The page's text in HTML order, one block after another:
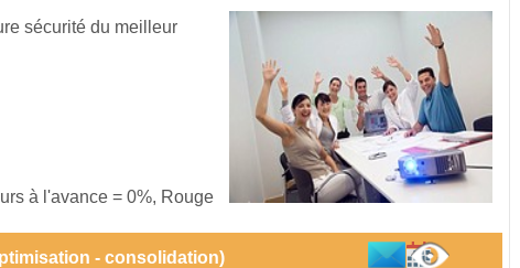
sécurité du meilleur
à l'avance = 0%, Rouge
- consolidation)